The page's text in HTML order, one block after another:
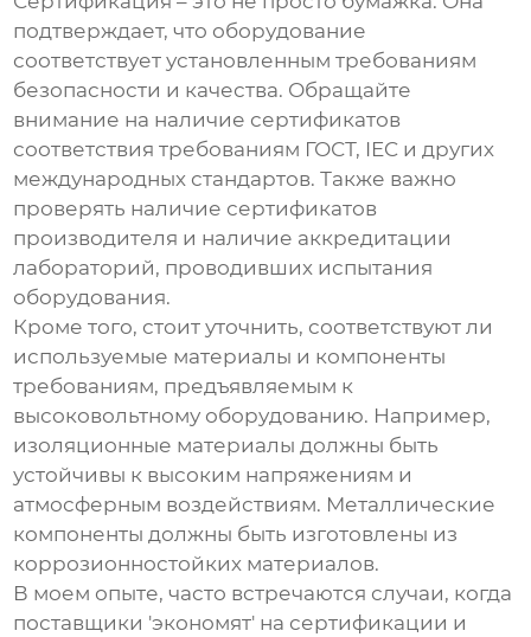
подтверждает, что оборудование
соответствует установленным требованиям
безопасности и качества. Обращайте
внимание на наличие сертификатов
соответствия требованиям ГОСТ, IEC и других
международных стандартов. Также важно
проверять наличие сертификатов
производителя и наличие аккредитации
лабораторий, проводивших испытания
оборудования.
Кроме того, стоит уточнить, соответствуют ли
используемые материалы и компоненты
требованиям, предъявляемым к
высоковольтному оборудованию. Например,
изоляционные материалы должны быть
устойчивы к высоким напряжениям и
атмосферным воздействиям. Металлические
компоненты должны быть изготовлены из
коррозионностойких материалов.
В моем опыте, часто встречаются случаи, когда
поставщики 'экономят' на сертификации и